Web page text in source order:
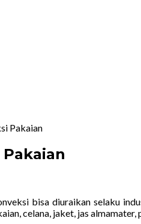
Pakaian
bisa diuraikan selaku
celana, jaket, jas